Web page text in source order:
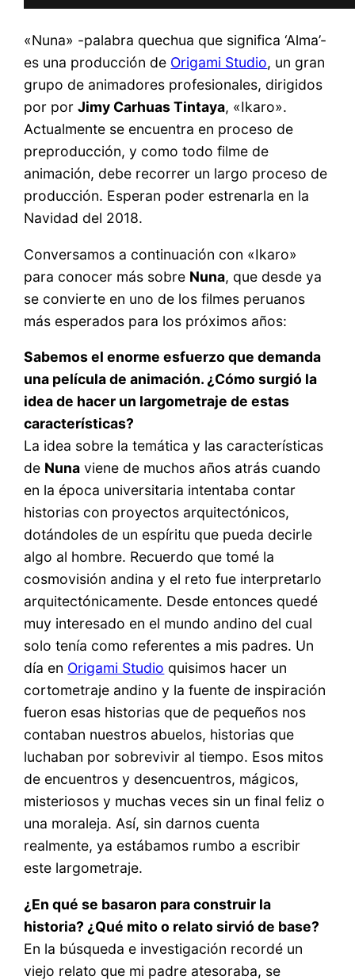
«Nuna» -palabra quechua que significa ‘Alma’-
es una producción de Origami Studio, un gran
grupo de animadores profesionales, dirigidos
por porJimy Carhuas Tintaya, «Ikaro».
Actualmente se encuentra en proceso de
preproducción, y como todo filme de
animación, debe recorrer un largo proceso de
producción. Esperan poder estrenarla en la
Navidad del 2018.
Conversamos a continuación con «Ikaro»
para conocer más sobre Nuna, que desde ya
se convierte en uno de los filmes peruanos
más esperados para los próximos años:
Sabemos el enorme esfuerzo que demanda
una película de animación. ¿Cómo surgió la
idea de hacer un largometraje de estas
características?
La idea sobre la temática y las características
de Nuna viene de muchos años atrás cuando
en la época universitaria intentaba contar
historias con proyectos arquitectónicos,
dotándoles de un espíritu que pueda decirle
algo al hombre. Recuerdo que tomé la
cosmovisión andina y el reto fue interpretarlo
arquitectónicamente. Desde entonces quedé
muy interesado en el mundo andino del cual
solo tenía como referentes a mis padres. Un
día en Origami Studio quisimos hacer un
cortometraje andino y la fuente de inspiración
fueron esas historias que de pequeños nos
contaban nuestros abuelos, historias que
luchaban por sobrevivir al tiempo. Esos mitos
de encuentros y desencuentros, mágicos,
misteriosos y muchas veces sin un final feliz o
una moraleja. Así, sin darnos cuenta
realmente, ya estábamos rumbo a escribir
este largometraje.
¿En qué se basaron para construir la
historia? ¿Qué mito o relato sirvió de base?
En la búsqueda e investigación recordé un
viejo relato que mi padre atesoraba, se